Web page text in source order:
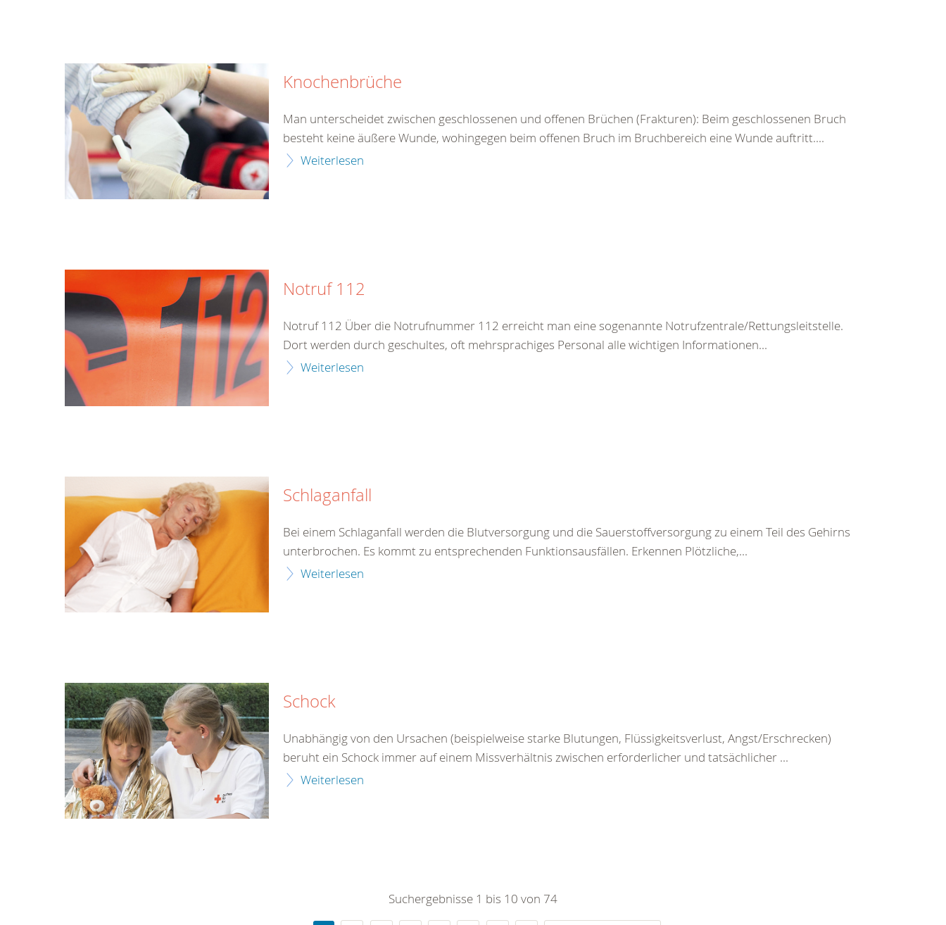
Knochenbrüche
Man unterscheidet zwischen geschlossenen und offenen Brüchen (Frakturen): Beim geschlossenen Bruch
besteht keine äußere Wunde, wohingegen beim offenen Bruch im Bruchbereich eine Wunde auftritt....
Weiterlesen
Notruf 112
Notruf 112 Über die Notrufnummer 112 erreicht man eine sogenannte Notrufzentrale/Rettungsleitstelle.
Dort werden durch geschultes, oft mehrsprachiges Personal alle wichtigen Informationen...
Weiterlesen
Schlaganfall
Bei einem Schlaganfall werden die Blutversorgung und die Sauerstoffversorgung zu einem Teil des Gehirns
unterbrochen. Es kommt zu entsprechenden Funktionsausfällen. Erkennen Plötzliche,...
Weiterlesen
Schock
Unabhängig von den Ursachen (beispielweise starke Blutungen, Flüssigkeitsverlust, Angst/Erschrecken)
beruht ein Schock immer auf einem Missverhältnis zwischen erforderlicher und tatsächlicher ...
Weiterlesen
Suchergebnisse 1 bis 10 von 74